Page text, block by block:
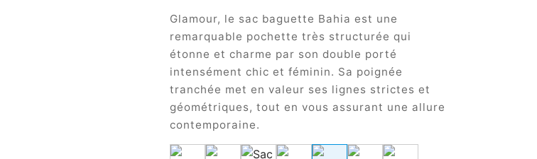
Glamour, le sac baguette Bahia est une
remarquable pochette très structurée qui
étonne et charme par son double porté
intensément chic et féminin. Sa poignée
tranchée met en valeur ses lignes strictes et
géométriques, tout en vous assurant une allure
contemporaine.